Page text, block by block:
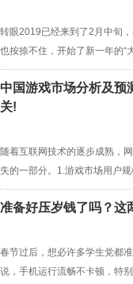
转眼2019已经来到了2月中旬
也按捺不住，开始了新一年的“
中国游戏市场分析及预
关!
随着互联网技术的逐步成熟，
失的一部分。1.游戏市场用户规
准备好压岁钱了吗？这
春节过后，想必许多学生党都
说，手机运行流畅不卡顿，特